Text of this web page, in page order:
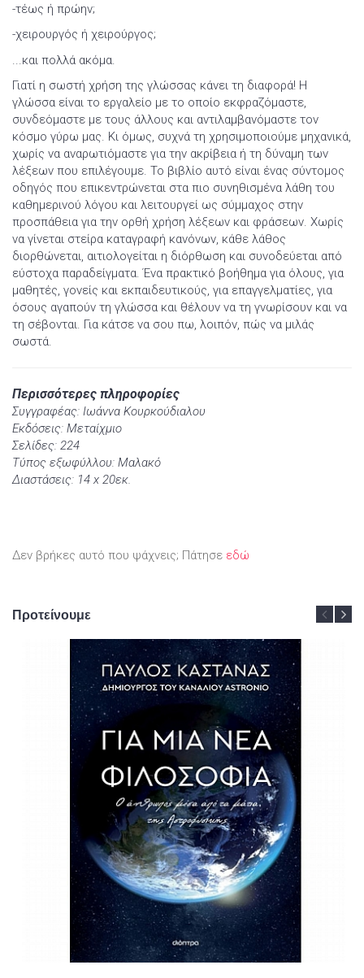
-τέως ή πρώην;
-χειρουργός ή χειρούργος;
...και πολλά ακόμα.
Γιατί η σωστή χρήση της γλώσσας κάνει τη διαφορά! Η
γλώσσα είναι το εργαλείο με το οποίο εκφραζόμαστε,
συνδεόμαστε με τους άλλους και αντιλαμβανόμαστε τον
κόσμο γύρω μας. Κι όμως, συχνά τη χρησιμοποιούμε μηχανικά,
χωρίς να αναρωτιόμαστε για την ακρίβεια ή τη δύναμη των
λέξεων που επιλέγουμε. Το βιβλίο αυτό είναι ένας σύντομος
οδηγός που επικεντρώνεται στα πιο συνηθισμένα λάθη του
καθημερινού λόγου και λειτουργεί ως σύμμαχος στην
προσπάθεια για την ορθή χρήση λέξεων και φράσεων. Χωρίς
να γίνεται στείρα καταγραφή κανόνων, κάθε λάθος
διορθώνεται, αιτιολογείται η διόρθωση και συνοδεύεται από
εύστοχα παραδείγματα. Ένα πρακτικό βοήθημα για όλους, για
μαθητές, γονείς και εκπαιδευτικούς, για επαγγελματίες, για
όσους αγαπούν τη γλώσσα και θέλουν να τη γνωρίσουν και να
τη σέβονται. Για κάτσε να σου πω, λοιπόν, πώς να μιλάς
σωστά.
Περισσότερες πληροφορίες
Συγγραφέας: Ιωάννα Κουρκούδιαλου
Εκδόσεις: Μεταίχμιο
Σελίδες: 224
Τύπος εξωφύλλου: Μαλακό
Διαστάσεις: 14 x 20εκ.
Δεν βρήκες αυτό που ψάχνεις; Πάτησε εδώ
Προτείνουμε